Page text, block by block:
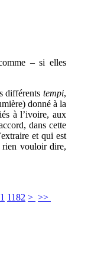
– si elles
différents tempi,
donné à la
à l’ivoire, aux
dans cette
et qui est
rien vouloir dire,
1182 > >>